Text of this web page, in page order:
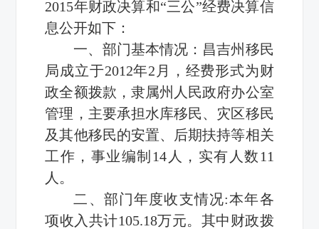
2015年财政决算和“三公”经费决算信
息公开如下：
一、部门基本情况：昌吉州移民
局成立于2012年2月，经费形式为财
政全额拨款，隶属州人民政府办公室
管理，主要承担水库移民、灾区移民
及其他移民的安置、后期扶持等相关
工作，事业编制14人，实有人数11
人。
二、部门年度收支情况:本年各
项收入共计105.18万元。其中财政拨